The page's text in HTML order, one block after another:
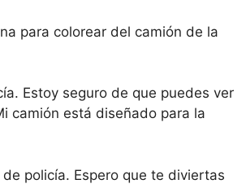
para colorear del camión de la
Estoy seguro de que puedes ver
camión está diseñado para la
policía. Espero que te diviertas